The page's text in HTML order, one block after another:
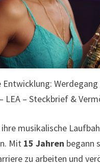
Entwicklung:
– LEA – Steckbrief &
musikalische
Mit 15 Jahren begann
zu arbeiten und